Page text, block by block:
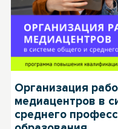
Организация
медиацентров в
среднего